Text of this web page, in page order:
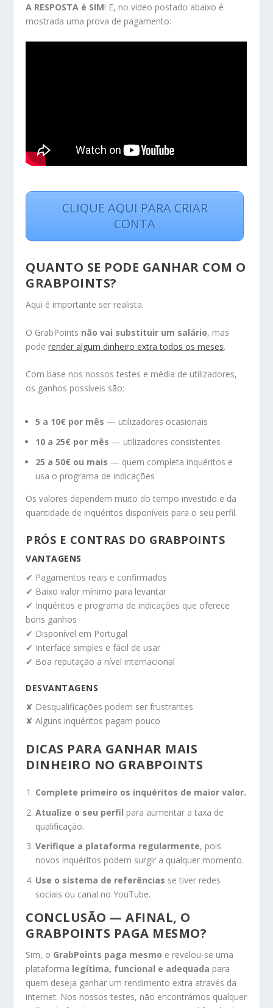
A RESPOSTA é SIM! E, no vídeo postado abaixo é
mostrada uma prova de pagamento:
CLIQUE AQUI PARA CRIAR
CONTA
QUANTO SE PODE GANHAR COM O
GRABPOINTS?
Aqui é importante ser realista.
O GrabPoints não vai substituir um salário, mas
poderender algum dinheiro extra todos os meses.
Com base nos nossos testes e média de utilizadores,
os ganhos possíveis são:
5 a 10€ por mês — utilizadores ocasionais
10 a 25€ por mês — utilizadores consistentes
25 a 50€ ou mais — quem completa inquéritos e
usa o programa de indicações
Os valores dependem muito do tempo investido e da
quantidade de inquéritos disponíveis para o seu perfil.
PRÓS E CONTRAS DO GRABPOINTS
VANTAGENS
✔ Pagamentos reais e confirmados
✔ Baixo valor mínimo para levantar
✔ Inquéritos e programa de indicações que oferece
bons ganhos
✔ Disponível em Portugal
✔ Interface simples e fácil de usar
✔ Boa reputação a nível internacional
DESVANTAGENS
✘ Desqualificações podem ser frustrantes
✘ Alguns inquéritos pagam pouco
DICAS PARA GANHAR MAIS
DINHEIRO NO GRABPOINTS
Complete primeiro os inquéritos de maior valor.
Atualize o seu perfil para aumentar a taxa de
qualificação.
Verifique a plataforma regularmente, pois
novos inquéritos podem surgir a qualquer momento.
Use o sistema de referências se tiver redes
sociais ou canal no YouTube.
CONCLUSÃO — AFINAL, O
GRABPOINTS PAGA MESMO?
Sim, o GrabPoints paga mesmo e revelou-se uma
plataforma legítima, funcional e adequada para
quem deseja ganhar um rendimento extra através da
internet. Nos nossos testes, não encontrámos qualquer